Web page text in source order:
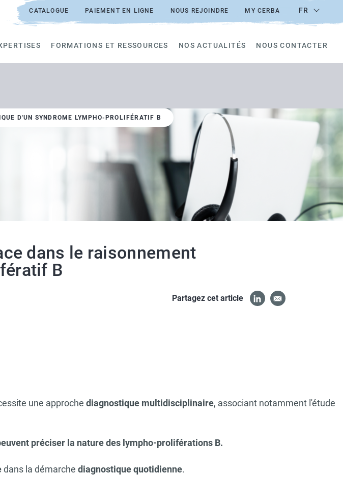
CATALOGUE PAIEMENT EN LIGNE NOUS REJOINDRE MY CERBA FR
FORMATIONS ET RESSOURCES NOS ACTUALITÉS NOUS CONTACTER
D'UN SYNDROME LYMPHO-PROLIFÉRATIF B
dans le raisonnement
B
Partagez cet article
une approche diagnostique multidisciplinaire, associant notamment l'étude
préciser la nature des lympho-proliférations B.
dans la démarche diagnostique quotidienne.